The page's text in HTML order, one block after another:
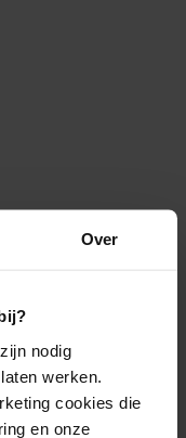
Over
nodig
werken.
cookies die
en onze